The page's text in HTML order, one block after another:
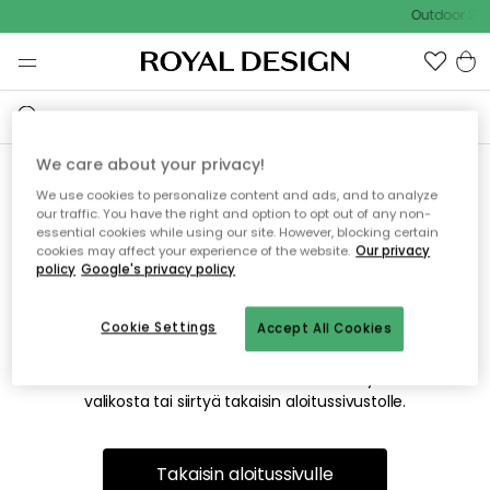
Outdoor
Emme valitettavasti löydä
etsimääsi sivua
Tämä voi johtua siitä, että sivua ei enää ole tai siitä, että se
on siirretty muualle. Pahoittelemme tästä mahdollisesti
valikosta tai siirtyä takaisin aloitussivustolle.
Takaisin aloitussivulle
We care about your privacy!
We use cookies to personalize content and ads, and to analyze
our traffic. You have the right and option to opt out of any non-
essential cookies while using our site. However, blocking certain
cookies may affect your experience of the website. Our privacy
policy Google's privacy policy
Accept All Cookies
Cookie Settings